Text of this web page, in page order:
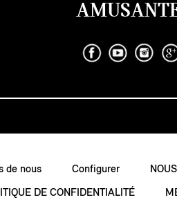
de nous Configurer
DE CONFIDENTIALITÉ